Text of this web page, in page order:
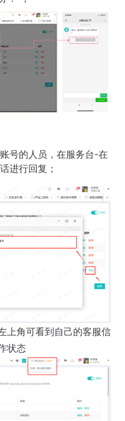
号的人员，在服务台-在
进行回复；
上角可看到自己的客服信
状态